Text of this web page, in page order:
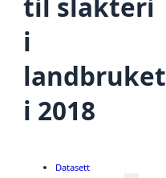
i
landbruket
i 2018
Datasett